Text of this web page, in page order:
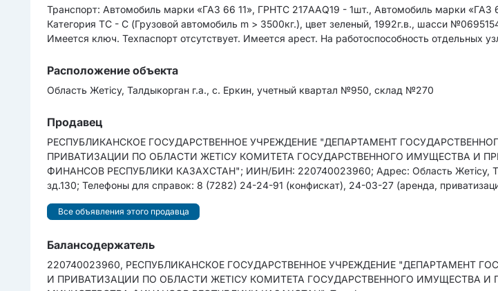
Транcпорт: Автомобиль марки «ГАЗ 66 11», ГРНТС 217AAQ19 - 1шт., Автомобиль марки «ГАЗ
Категория TC - C (Грузовой автомобиль m > 3500кг.), цвет зеленый, 1992г.в., шасси
Имеется ключ. Техпаспорт отсутствует. Имеется арест. На работоспособность отдельных
Расположение объекта
Область Жетісу, Талдыкорган г.а., с. Еркин, учетный квартал №950, склад №270
Продавец
РЕСПУБЛИКАНСКОЕ ГОСУДАРСТВЕННОЕ УЧРЕЖДЕНИЕ "ДЕПАРТАМЕНТ
ПРИВАТИЗАЦИИ ПО ОБЛАСТИ ЖЕТІСУ КОМИТЕТА ГОСУДАРСТВЕННОГО ИМУЩЕСТВА И
ФИНАНСОВ РЕСПУБЛИКИ КАЗАХСТАН"; ИИН/БИН: 220740023960; Адрес: Область Жетісу,
зд.130; Телефоны для справок: 8 (7282) 24-24-91 (конфискат), 24-03-27 (аренда,
Все объявления этого продавца
Балансодержатель
220740023960, РЕСПУБЛИКАНСКОЕ ГОСУДАРСТВЕННОЕ УЧРЕЖДЕНИЕ "ДЕПАРТАМЕНТ
И ПРИВАТИЗАЦИИ ПО ОБЛАСТИ ЖЕТІСУ КОМИТЕТА ГОСУДАРСТВЕННОГО ИМУЩЕСТВА И